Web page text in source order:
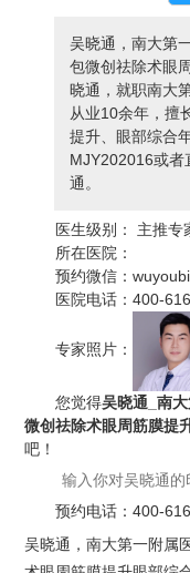
吴晓通，南大第
包微创祛除术眼
晓通，就职南大
从业10余年，擅
提升、眼部综合
MJY202016或
通。
医生级别：
主推专
所在医院：
预约微信：
医院电话：400-
专家照片：
您觉得吴晓通_南
微创祛除术眼周筋膜提
吧！
预约电话：400-
吴晓通，南大第一附属